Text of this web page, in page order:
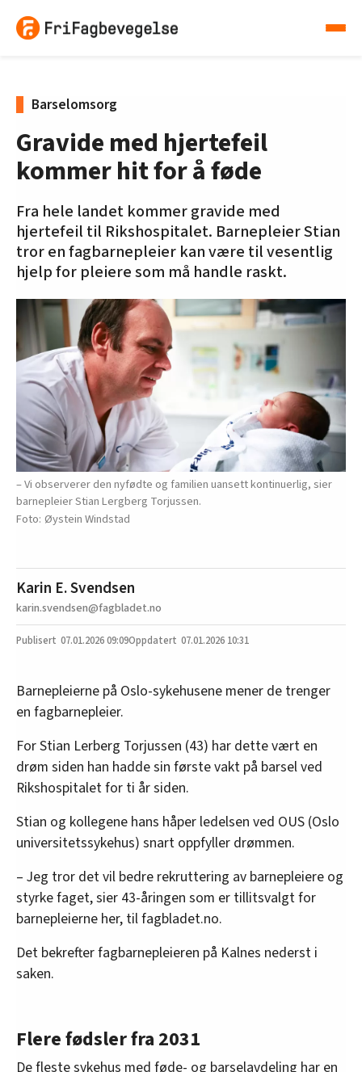
Barselomsorg
Gravide med hjertefeil
kommer hit for å føde
Fra hele landet kommer gravide med
hjertefeil til Rikshospitalet. Barnepleier Stian
tror en fagbarnepleier kan være til vesentlig
hjelp for pleiere som må handle raskt.
– Vi observerer den nyfødte og familien uansett kontinuerlig, sier
barnepleier Stian Lergberg Torjussen.
Øystein Windstad
Karin E. Svendsen
karin.svendsen@fagbladet.no
07.01.202609:09 07.01.2026 10:31
Barnepleierne på Oslo-sykehusene mener de trenger
en fagbarnepleier.
For Stian Lerberg Torjussen (43) har dette vært en
drøm siden han hadde sin første vakt på barsel ved
Rikshospitalet for ti år siden.
Stian og kollegene hans håper ledelsen ved OUS (Oslo
universitetssykehus) snart oppfyller drømmen.
– Jeg tror det vil bedre rekruttering av barnepleiere og
styrke faget, sier 43-åringen som er tillitsvalgt for
barnepleierne her, til fagbladet.no.
Det bekrefter fagbarnepleieren på Kalnes nederst i
saken.
Flere fødsler fra 2031
De fleste sykehus med føde- og barselavdeling har en